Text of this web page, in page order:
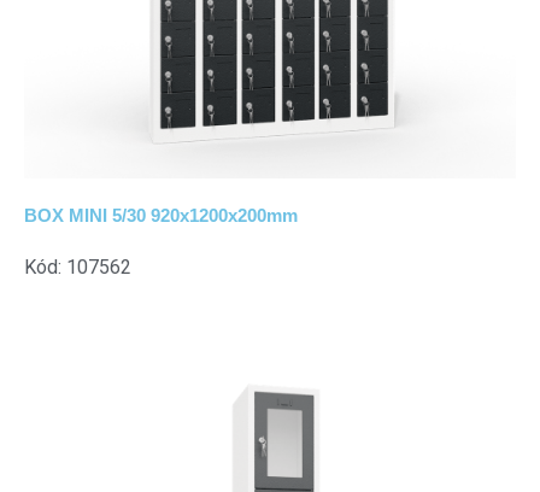
BOX MINI 5/30 920x1200x200mm
Kód: 107562